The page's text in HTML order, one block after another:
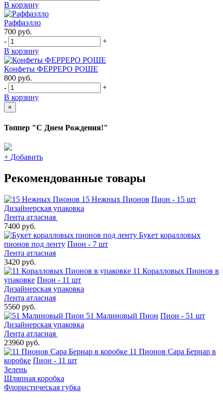
В корзину
Раффаэлло
700 руб.
-
+
В корзину
Конфеты ФЕРРЕРО РОШЕ
800 руб.
-
+
В корзину
×
Топпер "С Днем Рождения!"
+ Добавить
Рекомендованные товары
15 Нежных Пионов Пион - 15 шт
Дизайнерская упаковка
Лента атласная
7400 руб.
Букет коралловых
пионов под ленту Пион - 7 шт
Лента атласная
3420 руб.
11 Коралловых Пионов в
упаковке Пион - 11 шт
Дизайнерская упаковка
Лента атласная
5560 руб.
51 Малиновый Пион Пион - 51 шт
Дизайнерская упаковка
Лента атласная
23960 руб.
11 Пионов Сара Бернар в
коробке Пион - 11 шт
Зелень
Шляпная коробка
Флористическая губка